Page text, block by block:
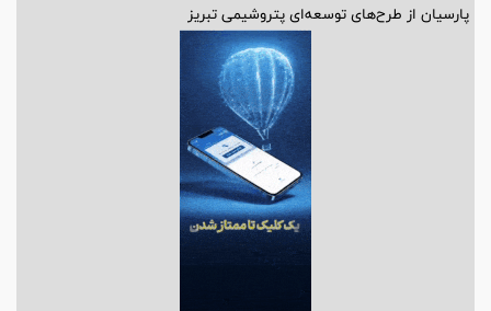
پارسیان از طرح‌های توسعه‌ای پتروشیمی تبریز